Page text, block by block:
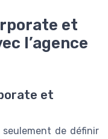
et
l’agence
et
seulement de définir